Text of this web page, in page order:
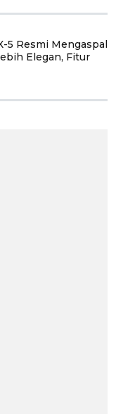
5 Resmi Mengaspal
Elegan, Fitur